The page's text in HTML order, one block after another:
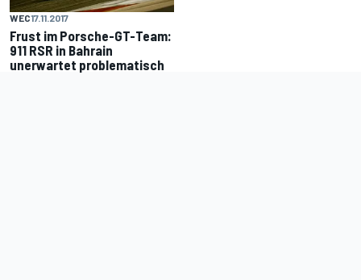
WEC17.11.2017
Frust im Porsche-GT-Team:
911 RSR in Bahrain
unerwartet problematisch